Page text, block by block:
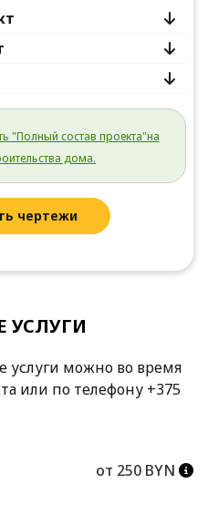
"Полный состав проекта"на
дома.
чертежи
услуги можно во время
или по телефону +375
от 250 BYN